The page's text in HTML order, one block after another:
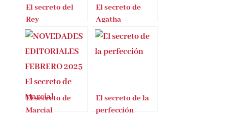
El secreto del
Rey
El secreto de
Agatha
El secreto de
Marcial
El secreto de la
perfección